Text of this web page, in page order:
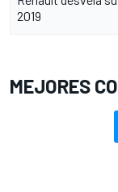
2019
MEJORES